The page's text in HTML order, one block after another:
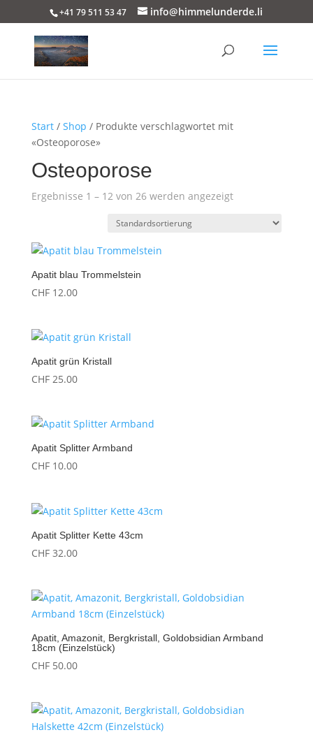
+41 79 511 53 47 info@himmelunderde.li
Start/ Shop / Produkte verschlagwortet mit
«Osteoporose»
Osteoporose
Ergebnisse 1 – 12 von 26 werden angezeigt
Apatit blau Trommelstein
CHF12.00
Apatit grün Kristall
CHF25.00
Apatit Splitter Armband
CHF10.00
Apatit Splitter Kette 43cm
CHF32.00
Apatit, Amazonit, Bergkristall, Goldobsidian Armband
18cm (Einzelstück)
CHF50.00